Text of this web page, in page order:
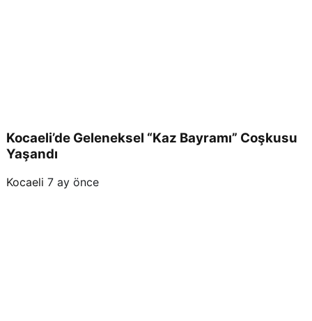
Kocaeli’de Geleneksel “Kaz Bayramı” Coşkusu
Yaşandı
Kocaeli 7 ay önce